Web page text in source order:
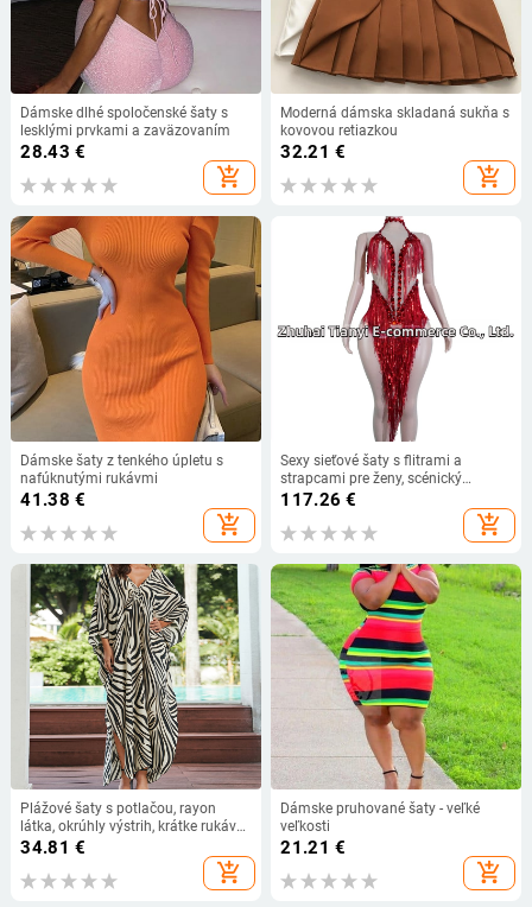
Dámske dlhé spoločenské šaty s
lesklými prvkami a zaväzovaním
28.43 €
add_shopping_cart
Moderná dámska skladaná sukňa s
kovovou retiazkou
32.21 €
add_shopping_cart
Dámske šaty z tenkého úpletu s
nafúknutými rukávmi
41.38 €
add_shopping_cart
Sexy sieťové šaty s flitrami a
strapcami pre ženy, scénický
kostým pre klubový latinský tanec,
117.26 €
add_shopping_cart
Plážové šaty s potlačou, rayon
látka, okrúhly výstrih, krátke rukávy,
A-línia strih
34.81 €
add_shopping_cart
Dámske pruhované šaty - veľké
veľkosti
21.21 €
add_shopping_cart